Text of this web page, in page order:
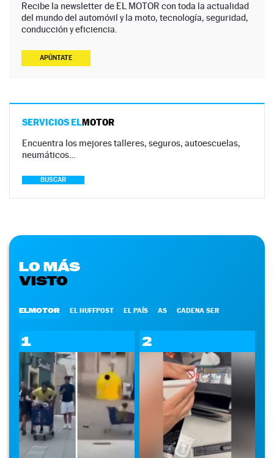
Recibe la newsletter de EL MOTOR con toda la actualidad
del mundo del automóvil y la moto, tecnología, seguridad,
conducción y eficiencia.
APÚNTATE
SERVICIOS ELMOTOR
Encuentra los mejores talleres, seguros, autoescuelas,
neumáticos…
BUSCAR
LO MÁS
VISTO
ELMOTOR EL HUFFPOST EL PAÍS AS CADENA SER
1 2